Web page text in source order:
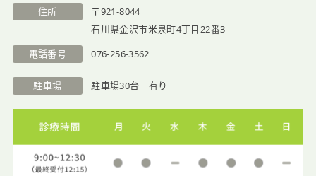
住所
〒921-8044
石川県金沢市米泉町4丁目22番3
電話番号
076-256-3562
駐車場 駐車場30台 有り